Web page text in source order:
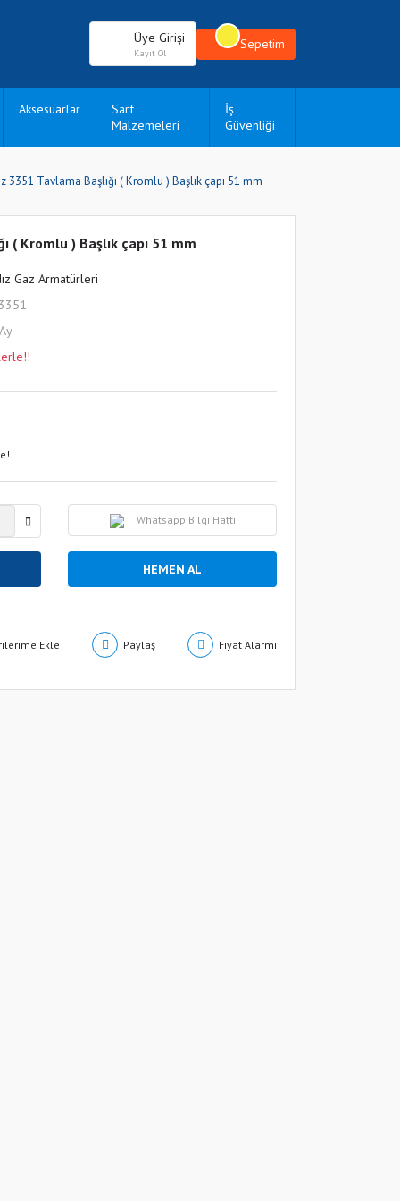
Üye Girişi
Kayıt Ol
Sepetim
Aksesuarlar
Sarf
Malzemeleri
İş
Güvenliği
3351 Tavlama Başlığı ( Kromlu ) Başlık çapı 51 mm
( Kromlu ) Başlık çapı 51 mm
Gaz Armatürleri
Whatsapp Bilgi Hattı
HEMEN AL
Paylaş Fiyat Alarmı